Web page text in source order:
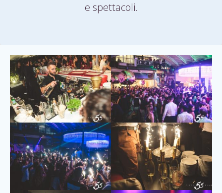
e spettacoli.